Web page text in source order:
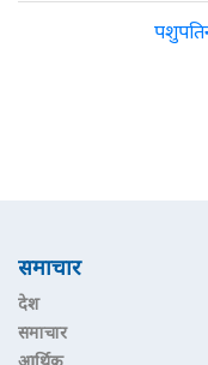
समाचार
देश
समाचार
आर्थिक